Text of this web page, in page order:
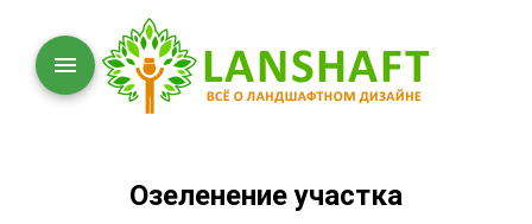
Озеленение участка